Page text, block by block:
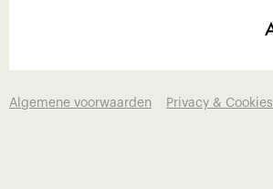
Algemene voorwaarden Privacy & Cookies